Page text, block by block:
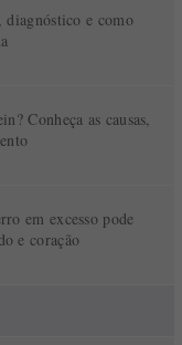
diagnóstico e como
Conheça as causas,
em excesso pode
e coração